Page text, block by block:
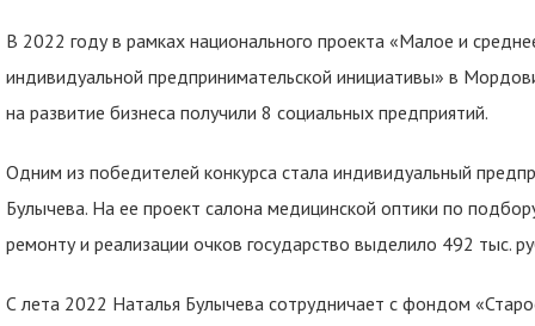
В 2022 году в рамках национального проекта «Малое и
индивидуальной предпринимательской инициативы» в
на развитие бизнеса получили 8 социальных предприятий.
Одним из победителей конкурса стала индивидуальный
Булычева. На ее проект салона медицинской оптики по
ремонту и реализации очков государство выделило 492 тыс.
С лета 2022 Наталья Булычева сотрудничает с фондом